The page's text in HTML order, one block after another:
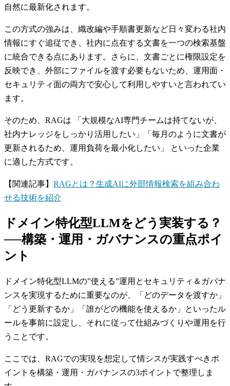
自然に最新化されます。
この方式の強みは、織改編や手順書更新など日々変わる社内
情報にすぐ追従でき、社内に点在する文書を一つの検索基盤
に統合できる点にあります。さらに、文書ごとに権限設定を
反映でき、外部にファイルを渡す必要もないため、運用面・
セキュリティ面の両方で安心して利用しやすいと言われてい
ます。
そのため、RAGは 「大規模なAI専門チームは持てないが、
社内ナレッジをしっかり活用したい」「毎月のように文書が
更新されるため、運用負荷を最小化したい」 といった企業
に適した方式です。
【関連記事】 RAGとは？生成AIに外部情報検索を組み合わ
せる技術を紹介
ドメイン特化型LLMをどう実装する？
──構築・運用・ガバナンスの重点ポイ
ント
ドメイン特化型LLMの‟使える”運用とセキュリティ＆ガバナ
ンスを実現するために重要なのが、「どのデータを渡すか」
「どう更新するか」「誰がどの機能を使えるか」といったル
ールを事前に設定し、それに従って仕組みづくりや運用を行
うことです。
ここでは、RAGでの実現を想定して情シスが実践すべきポ
イントを構築・運用・ガバナンスの3ポイントで整理しま